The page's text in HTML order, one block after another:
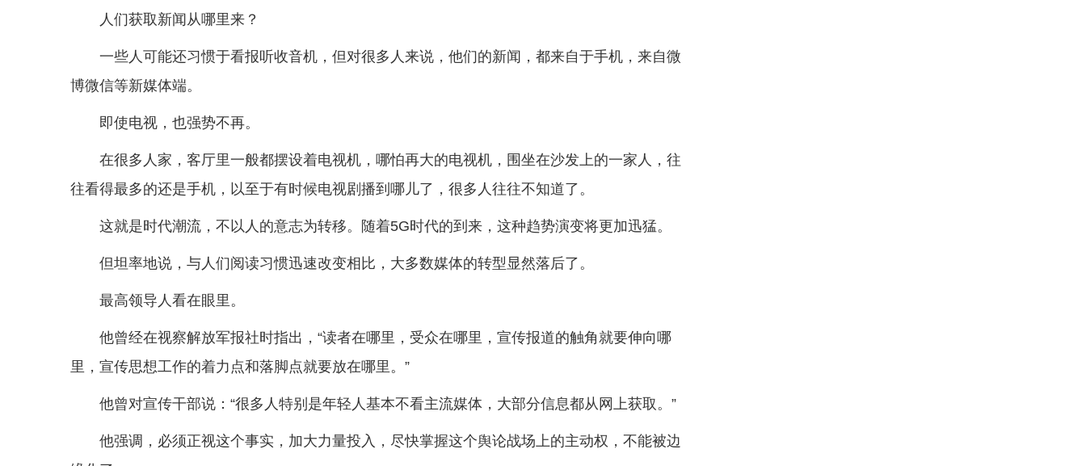
人们获取新闻从哪里来？
一些人可能还习惯于看报听收音机，但对很多人来说，他们的新闻，都来自于手机，来自微
博微信等新媒体端。
即使电视，也强势不再。
在很多人家，客厅里一般都摆设着电视机，哪怕再大的电视机，围坐在沙发上的一家人，往
往看得最多的还是手机，以至于有时候电视剧播到哪儿了，很多人往往不知道了。
这就是时代潮流，不以人的意志为转移。随着5G时代的到来，这种趋势演变将更加迅猛。
但坦率地说，与人们阅读习惯迅速改变相比，大多数媒体的转型显然落后了。
最高领导人看在眼里。
他曾经在视察解放军报社时指出，“读者在哪里，受众在哪里，宣传报道的触角就要伸向哪
里，宣传思想工作的着力点和落脚点就要放在哪里。”
他曾对宣传干部说：“很多人特别是年轻人基本不看主流媒体，大部分信息都从网上获取。”
他强调，必须正视这个事实，加大力量投入，尽快掌握这个舆论战场上的主动权，不能被边